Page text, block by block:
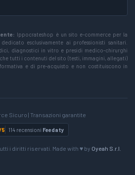
Ippocrateshop è un sito e-commerce per la
esclusivamente ai professionisti sanitari.
diagnostici in vitro e presidi medico-chirurghi
che tutti i contenuti del sito (testi, immagini, allegati)
e di pre-acquisto e non costituiscono in
Sicuro | Transazioni garantite
114 recensioni Feedaty
i diritti riservati. Made with ♥ by Oyeah S.r.l.